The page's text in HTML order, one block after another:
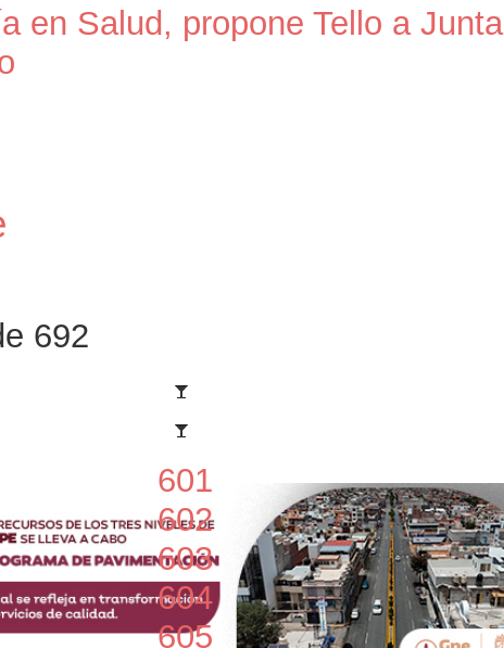
en Salud, propone Tello a Junta
692
601
602
603
604
605